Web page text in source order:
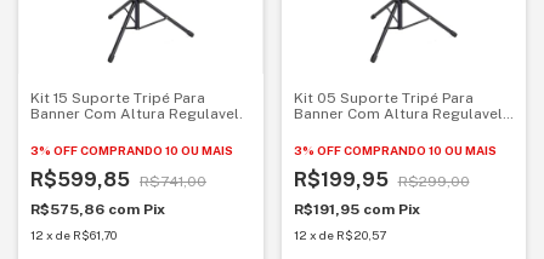
Kit 15 Suporte Tripé Para
Banner Com Altura Regulavel.
3% OFFCOMPRANDO 10 OU MAIS
R$599,85 R$741,00
R$575,86 com Pix
12 x de R$61,70
Kit 05 Suporte Tripé Para
Banner Com Altura Regulavel
3% OFF COMPRANDO 10 OU MAIS
R$199,95 R$299,00
R$191,95 com Pix
12 x de R$20,57